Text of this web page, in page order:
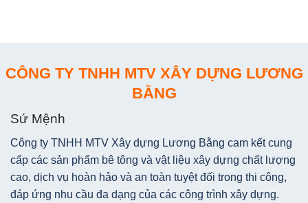
CÔNG TY TNHH MTV XÂY DỰNG LƯƠNG
BẰNG
Sứ Mệnh
Công ty TNHH MTV Xây dựng Lương Bằng cam kết cung
cấp các sản phẩm bê tông và vật liệu xây dựng chất lượng
cao, dịch vụ hoàn hảo và an toàn tuyệt đối trong thi công,
đáp ứng nhu cầu đa dạng của các công trình xây dựng.